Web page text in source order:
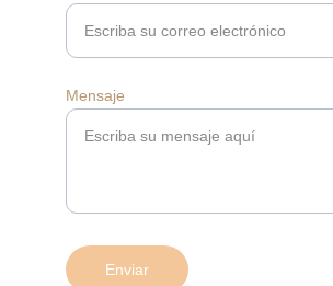
Mensaje
Enviar